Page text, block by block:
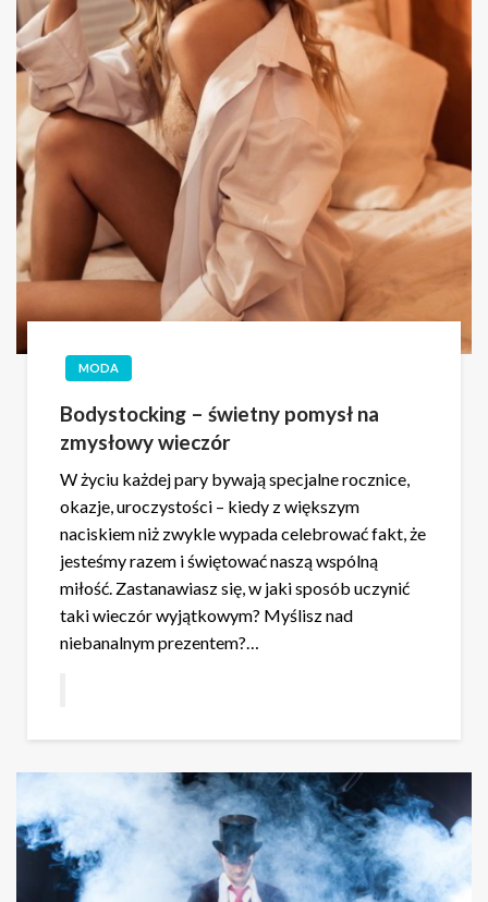
MODA
Bodystocking – świetny pomysł na
zmysłowy wieczór
W życiu każdej pary bywają specjalne rocznice,
okazje, uroczystości – kiedy z większym
naciskiem niż zwykle wypada celebrować fakt, że
jesteśmy razem i świętować naszą wspólną
miłość. Zastanawiasz się, w jaki sposób uczynić
taki wieczór wyjątkowym? Myślisz nad
niebanalnym prezentem?…